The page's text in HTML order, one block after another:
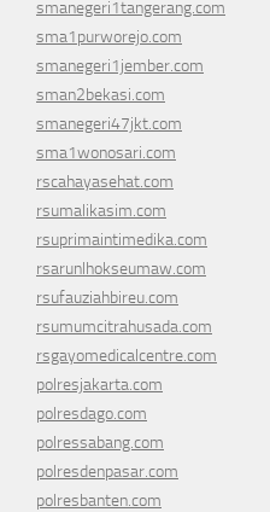
smanegeri1tangerang.com
sma1purworejo.com
smanegeri1jember.com
sman2bekasi.com
smanegeri47jkt.com
sma1wonosari.com
rscahayasehat.com
rsumalikasim.com
rsuprimaintimedika.com
rsarunlhokseumaw.com
rsufauziahbireu.com
rsumumcitrahusada.com
rsgayomedicalcentre.com
polresjakarta.com
polresdago.com
polressabang.com
polresdenpasar.com
polresbanten.com